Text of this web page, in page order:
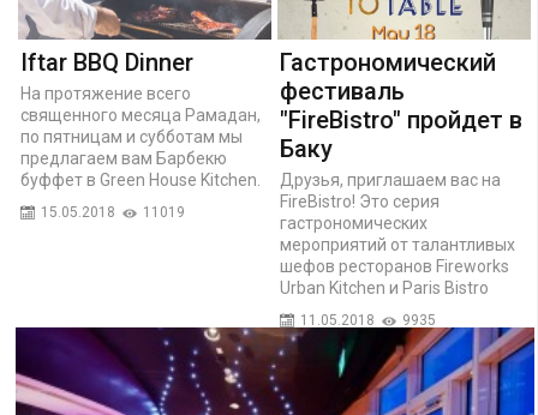
Iftar BBQ Dinner
На протяжение всего
священного месяца Рамадан,
по пятницам и субботам мы
предлагаем вам Барбекю
буффет в Green House Kitchen.
15.05.2018 11019
Гастрономический
фестиваль
"FireBistro" пройдет в
Баку
Друзья, приглашаем вас на
FireBistro! Это серия
гастрономических
мероприятий от талантливых
шефов ресторанов Fireworks
Urban Kitchen и Paris Bistro
11.05.2018 9935